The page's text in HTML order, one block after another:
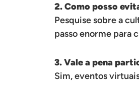
2. Como posso
Pesquise sobre a
passo enorme para
3. Vale a pena
Sim, eventos